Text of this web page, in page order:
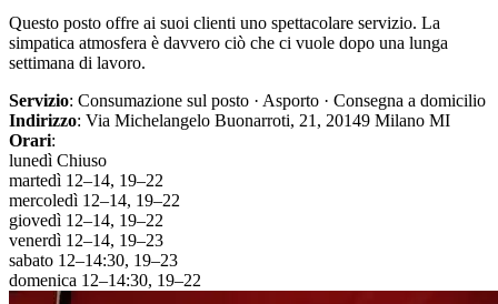
Questo posto offre ai suoi clienti uno spettacolare servizio. La
simpatica atmosfera è davvero ciò che ci vuole dopo una lunga
settimana di lavoro.
Servizio: Consumazione sul posto · Asporto · Consegna a domicilio
Indirizzo: Via Michelangelo Buonarroti, 21, 20149 Milano MI
Orari:
lunedì Chiuso
martedì 12–14, 19–22
mercoledì 12–14, 19–22
giovedì 12–14, 19–22
venerdì 12–14, 19–23
sabato 12–14:30, 19–23
domenica 12–14:30, 19–22